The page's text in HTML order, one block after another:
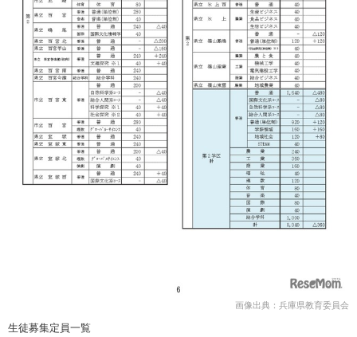
画像出典：兵庫県教育委員会
生徒募集定員一覧